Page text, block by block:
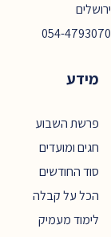
ירושלים
054-4793070
מידע
פרשת השבוע
חגים ומועדים
סוד החודשים
הכל על קבלה
לימוד מעמיק